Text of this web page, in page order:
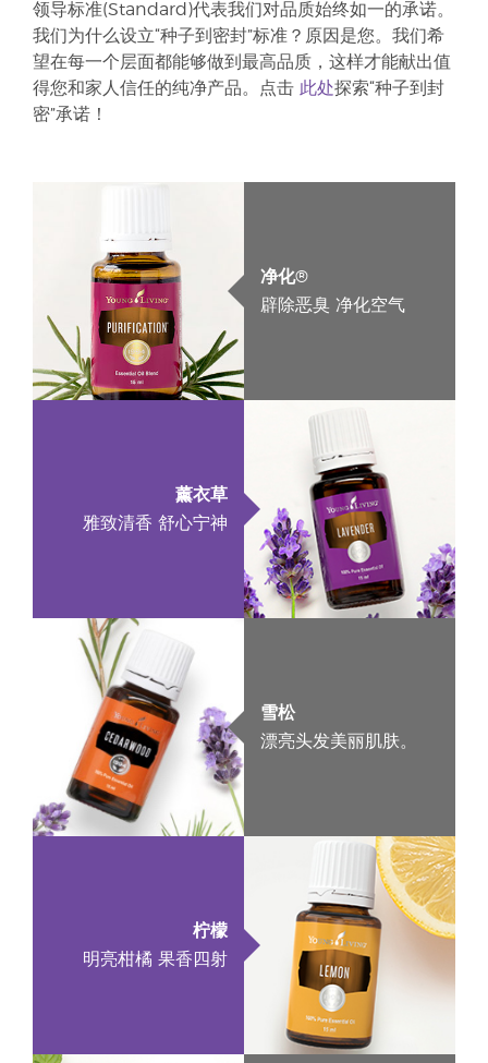
领导标准(Standard)代表我们对品质始终如一的承诺。
我们为什么设立“种子到密封”标准？原因是您。我们希
望在每一个层面都能够做到最高品质，这样才能献出值
得您和家人信任的纯净产品。点击 此处探索“种子到封
密”承诺！
净化®
辟除恶臭 净化空气
薰衣草
雅致清香 舒心宁神
雪松
漂亮头发美丽肌肤。
柠檬
明亮柑橘 果香四射